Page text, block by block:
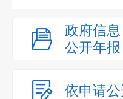
政府信息
公开年报
依申请公